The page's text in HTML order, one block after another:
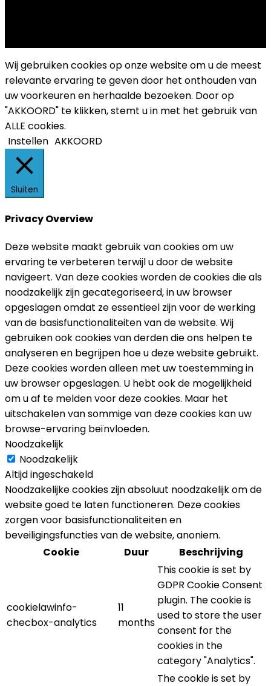
Wij gebruiken cookies op onze website om u de meest
relevante ervaring te geven door het onthouden van
uw voorkeuren en herhaalde bezoeken. Door op
"AKKOORD" te klikken, stemt u in met het gebruik van
ALLE cookies.
Instellen AKKOORD
Sluiten
Privacy Overview
Deze website maakt gebruik van cookies om uw
ervaring te verbeteren terwijl u door de website
navigeert. Van deze cookies worden de cookies die als
noodzakelijk zijn gecategoriseerd, in uw browser
opgeslagen omdat ze essentieel zijn voor de werking
van de basisfunctionaliteiten van de website. Wij
gebruiken ook cookies van derden die ons helpen te
analyseren en begrijpen hoe u deze website gebruikt.
Deze cookies worden alleen met uw toestemming in
uw browser opgeslagen. U hebt ook de mogelijkheid
om u af te melden voor deze cookies. Maar het
uitschakelen van sommige van deze cookies kan uw
browse-ervaring beïnvloeden.
Noodzakelijk
Noodzakelijk
Altijd ingeschakeld
Noodzakelijke cookies zijn absoluut noodzakelijk om de
website goed te laten functioneren. Deze cookies
zorgen voor basisfunctionaliteiten en
beveiligingsfuncties van de website, anoniem.
Cookie
Duur Beschrijving
cookielawinfo-
checbox-analytics
11
months
This cookie is set by
GDPR Cookie Consent
plugin. The cookie is
used to store the user
consent for the
cookies in the
category "Analytics".
The cookie is set by